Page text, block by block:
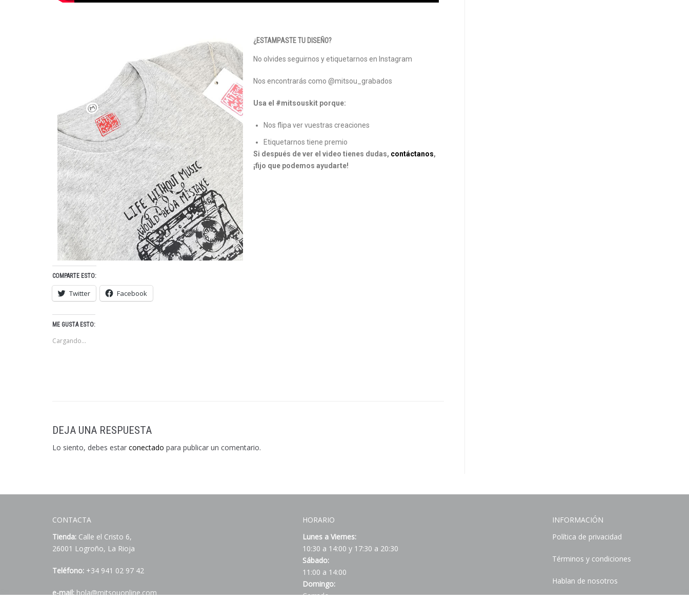
¿ESTAMPASTE TU DISEÑO?
No olvides seguirnos y etiquetarnos en Instagram
Nos encontrarás como @mitsou_grabados
Usa el #mitsouskit porque:
Nos flipa ver vuestras creaciones
Etiquetarnos tiene premio
Si después de ver el video tienes dudas, contáctanos,
¡fijo que podemos ayudarte!
COMPARTE ESTO:
Twitter Facebook
ME GUSTA ESTO:
Cargando...
DEJA UNA RESPUESTA
Lo siento, debes estar conectado para publicar un comentario.
CONTACTA
Tienda: Calle el Cristo 6,
26001 Logroño, La Rioja
Teléfono: +34 941 02 97 42
e-mail:hola@mitsouonline.com
HORARIO
Lunes a Viernes:
10:30 a 14:00 y 17:30 a 20:30
Sábado:
11:00 a 14:00
Domingo:
Cerrado
INFORMACIÓN
Política de privacidad
Términos y condiciones
Hablan de nosotros